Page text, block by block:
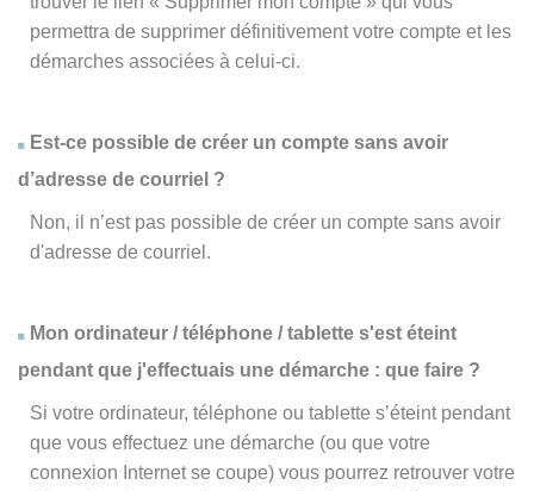
permettra de supprimer définitivement votre compte et les
démarches associées à celui-ci.
Est-ce possible de créer un compte sans avoir
d’adresse de courriel ?
Non, il n’est pas possible de créer un compte sans avoir
d'adresse de courriel.
Mon ordinateur / téléphone / tablette s'est éteint
pendant que j'effectuais une démarche : que faire ?
Si votre ordinateur, téléphone ou tablette s’éteint pendant
que vous effectuez une démarche (ou que votre
connexion Internet se coupe) vous pourrez retrouver votre